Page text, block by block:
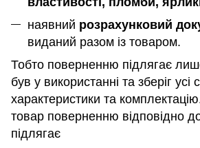
наявний розрахунковий
виданий разом із товаром.
Тобто поверненню підлягає
був у використанні та зберіг усі
характеристики та
товар поверненню відповідно
підлягає